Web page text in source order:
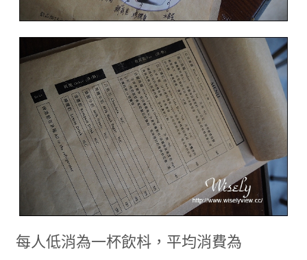
每人低消為一杯飲枓，平均消費為